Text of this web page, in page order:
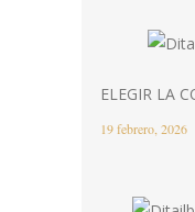
ELEGIR LA
19 febrero, 2026